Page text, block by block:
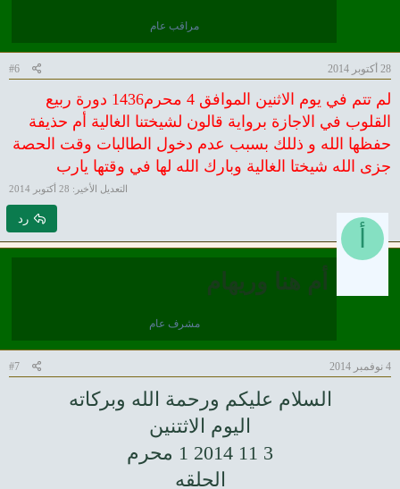
مراقب عام
28 أكتوبر 2014 #6
لم تتم في يوم الاثنين الموافق 4 محرم
1436 دورة ربيع
القلوب في الاجازة برواية قالون لشيختنا الغالية أم حذيفة
حفظها الله و ذللك بسبب عدم دخول الطالبات وقت الحصة
جزى الله شيختا الغالية وبارك الله لها في وقتها يارب
التعديل الأخير: 28 أكتوبر 2014
رد
أم هنا وريهام
مشرف عام
4 نوفمبر 2014 #7
السلام عليكم ورحمة الله وبركاته
اليوم الاثتنين
3 11 2014 1 محرم
الحلقه